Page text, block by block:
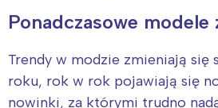
Ponadczasowe modele
Trendy w modzie zmieniają się
roku, rok w rok pojawiają się
nowinki, za którymi trudno